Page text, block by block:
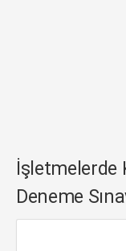
İşletmelerde
Deneme